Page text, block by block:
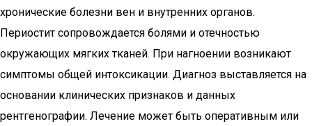
хронические болезни вен и внутренних органов.
Периостит сопровождается болями и отечностью
окружающих мягких тканей. При нагноении возникают
симптомы общей интоксикации. Диагноз выставляется на
основании клинических признаков и данных
рентгенографии. Лечение может быть оперативным или